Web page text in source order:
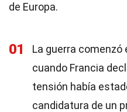
de Europa.
01
La guerra comenzó
cuando Francia
tensión había
candidatura de un